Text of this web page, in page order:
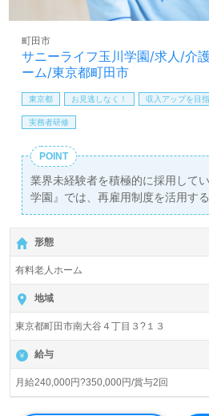
サニーライフ玉川学園/求人/介
ーム/東京都町田市
町田市
東京都 お見逃しなく！ 収入アップを目指
実務者研修
POINT
業界未経験者を積極的に採用して
学園』では、再雇用制度を活用す
を目指せる職場環境を整えていま
出会えて良かった！」という言葉
る介護支援が実現されています。
ており、月給は240,000円から
与も支給されます。この求人は初
つ方を対象としていますが、看護
でなく、これから介護職を目指す
ています。
施設は入居定員56名、全室個室で
という大規模な法人の一員です。
長に合わせた研修制度が整ってお
形態
有料老人ホーム
地域
東京都町田市南大谷４丁目３?１３
給与
月給240,000円?350,000円/賞与2回